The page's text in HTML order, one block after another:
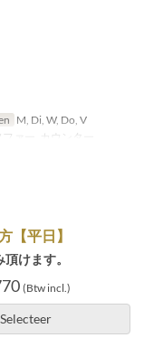
M, Di, W, Do, V
ァー, カウンター
【平日】
けます。
(Btw incl.)
Selecteer